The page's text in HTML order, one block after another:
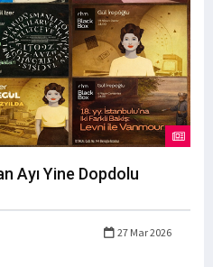
Ayı Yine Dopdolu
27 Mar 2026